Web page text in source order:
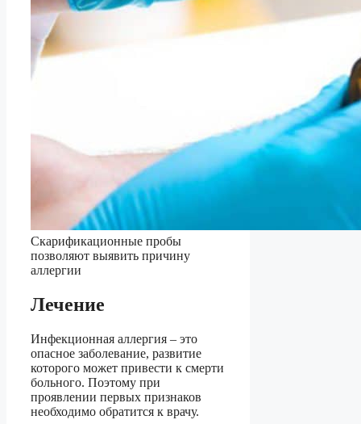
Скарификационные пробы
позволяют выявить причину
аллергии
Лечение
Инфекционная аллергия – это
опасное заболевание, развитие
которого может привести к смерти
больного. Поэтому при
проявлении первых признаков
необходимо обратится к врачу.